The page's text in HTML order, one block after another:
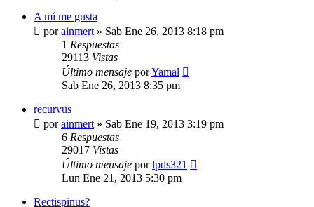
A mí me gusta
porainmert » Sab Ene 26, 2013 8:18 pm
1 Respuestas
29113 Vistas
Último mensaje porYamal
Sab Ene 26, 2013 8:35 pm
recurvus
porainmert » Sab Ene 19, 2013 3:19 pm
6 Respuestas
29017 Vistas
Último mensaje porlpds321
Lun Ene 21, 2013 5:30 pm
Rectispinus?